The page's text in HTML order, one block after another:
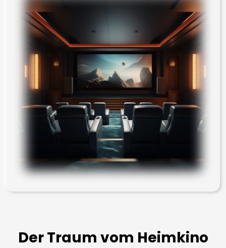
Der Traum vom Heimkino